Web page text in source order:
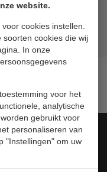
website.
cookies instellen.
cookies die wij
In onze
voor het
analytische
gebruikt voor
personaliseren van
"Instellingen" om uw